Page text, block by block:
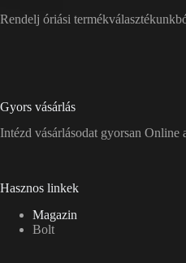
Rendelj óriási
Gyors vásárlás
Intézd vásárlásodat gyorsan Online
Hasznos linkek
Magazin
Bolt